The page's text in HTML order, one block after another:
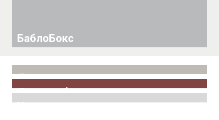
БаблоБокс
День рождения
Для влюбленных
Ходячие шары